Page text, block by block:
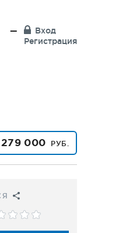
Вход
Регистрация
000 РУБ.